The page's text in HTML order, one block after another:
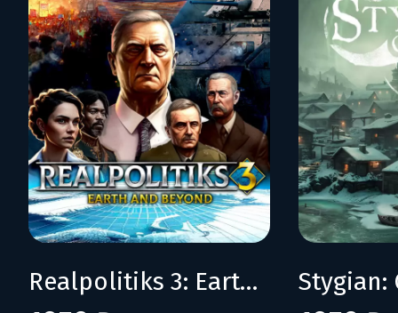
Realpolitiks 3: Earth and Beyond Stygian: